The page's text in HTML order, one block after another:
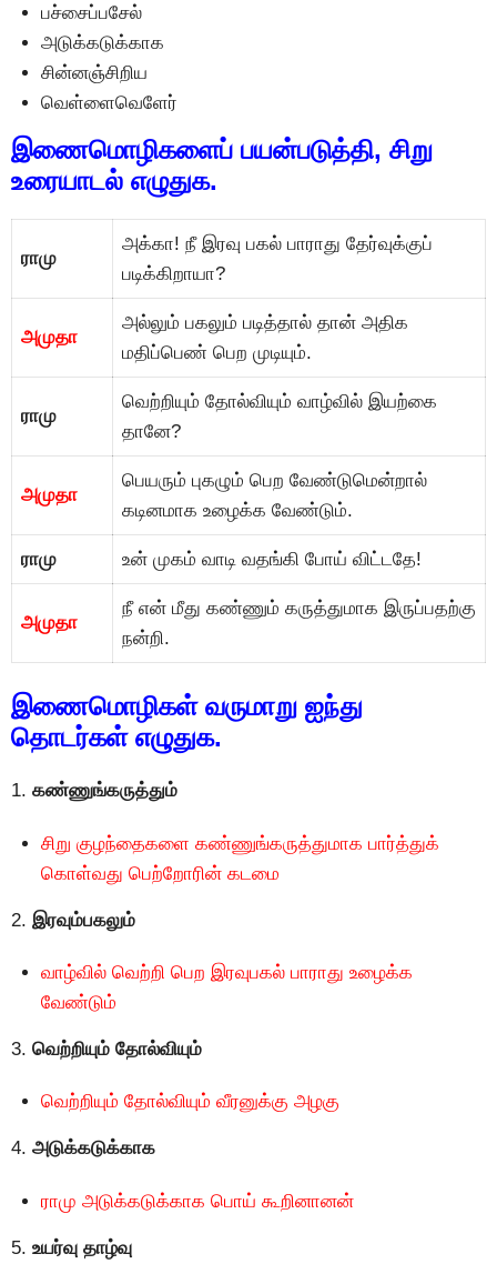
பச்சைப்பசேல்
அடுக்கடுக்காக
சின்னஞ்சிறிய
வெள்ளைவெளேர்
இணைமொழிகளைப் பயன்படுத்தி, சிறு
உரையாடல் எழுதுக.
ராமு
அக்கா! நீ இரவு பகல் பாராது தேர்வுக்குப்
படிக்கிறாயா?
அமுதா
அல்லும் பகலும் படித்தால் தான் அதிக
மதிப்பெண் பெற முடியும்.
ராமு
வெற்றியும் தோல்வியும் வாழ்வில் இயற்கை
தானே?
அமுதா
பெயரும் புகழும் பெற வேண்டுமென்றால்
கடினமாக உழைக்க வேண்டும்.
ராமு உன் முகம் வாடி வதங்கி போய் விட்டதே!
அமுதா
நீ என் மீது கண்ணும் கருத்துமாக இருப்பதற்கு
நன்றி.
இணைமொழிகள் வருமாறு ஐந்து
தொடர்கள் எழுதுக.
1. கண்ணுங்கருத்தும்
சிறு குழந்தைகளை கண்ணுங்கருத்துமாக பார்த்துக்
கொள்வது பெற்றோரின் கடமை
2. இரவும்பகலும்
வாழ்வில் வெற்றி பெற இரவுபகல் பாராது உழைக்க
வேண்டும்
3. வெற்றியும் தோல்வியும்
வெற்றியும் தோல்வியும் வீரனுக்கு அழகு
4. அடுக்கடுக்காக
ராமு அடுக்கடுக்காக பொய் கூறினானன்
5. உயர்வு தாழ்வு